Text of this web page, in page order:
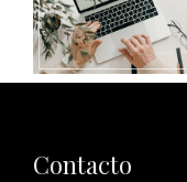
Contacto